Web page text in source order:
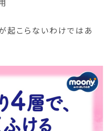
起こらないわけではあ